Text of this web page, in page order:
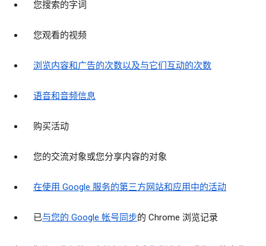
您搜索的字词
您观看的视频
浏览内容和广告的次数以及与它们互动的次数
语音和音频信息
购买活动
您的交流对象或您分享内容的对象
在使用 Google 服务的第三方网站和应用中的活动
已与您的 Google 帐号同步的 Chrome 浏览记录